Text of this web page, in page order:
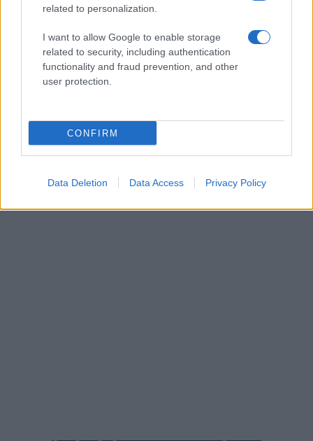
related to personalization.
I want to allow Google to enable storage
related to security, including authentication
functionality and fraud prevention, and other
user protection.
CONFIRM
Data Deletion Data Access Privacy Policy
ΚΟΙΝΩΝΊΑ
Πτολεμαϊδιώτη Μπάμπη Διαμαντίδη στο X:
“Χαίρομαι πάρα πολύ όταν τα διαβάζω αυτά”
ΑΠΌE-PTOLEMEOS TEAM 7 ΑΥΓΟΎΣΤΟΥ 2026, 6:59 ΜΜ
ΠΕΡΙΣΣΌΤΕΡΑDETAILS